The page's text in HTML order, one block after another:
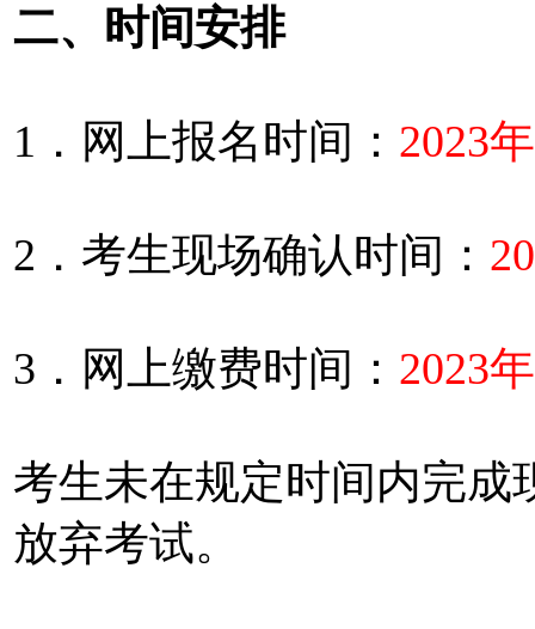
二、时间安排
1．网上报名时间： 2023
2．考生现场确认时间：
3．网上缴费时间： 2023
考生未在规定时间内完成
放弃考试。